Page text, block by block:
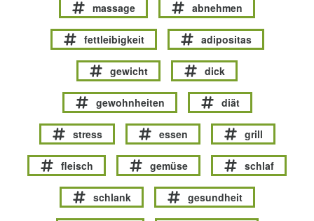
massage abnehmen
fettleibigkeit adipositas
gewicht dick
gewohnheiten diät
stress essen grill
fleisch gemüse schlaf
schlank gesundheit